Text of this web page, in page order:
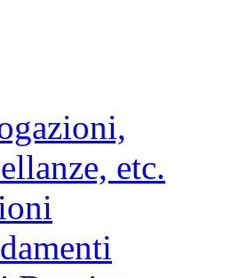
etc.